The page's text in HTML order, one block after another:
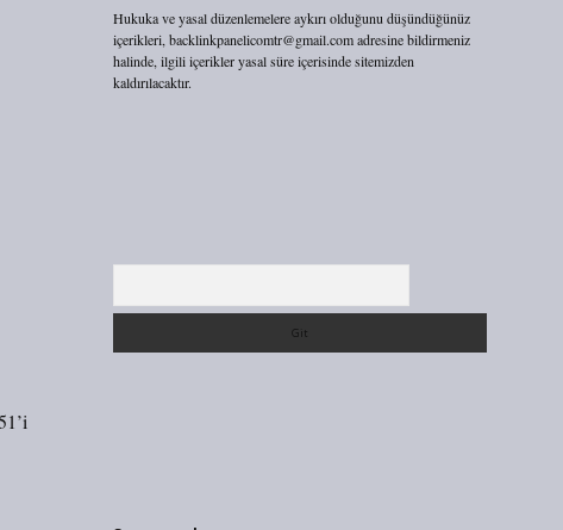
Hukuka ve yasal düzenlemelere aykırı olduğunu düşündüğünüz
içerikleri, backlinkpanelicomtr@gmail.comadresine bildirmeniz
halinde, ilgili içerikler yasal süre içerisinde sitemizden
kaldırılacaktır.